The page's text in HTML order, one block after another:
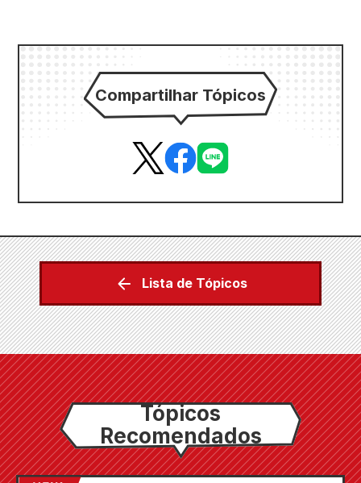
Compartilhar Tópicos
Lista de Tópicos
Tópicos
Recomendados